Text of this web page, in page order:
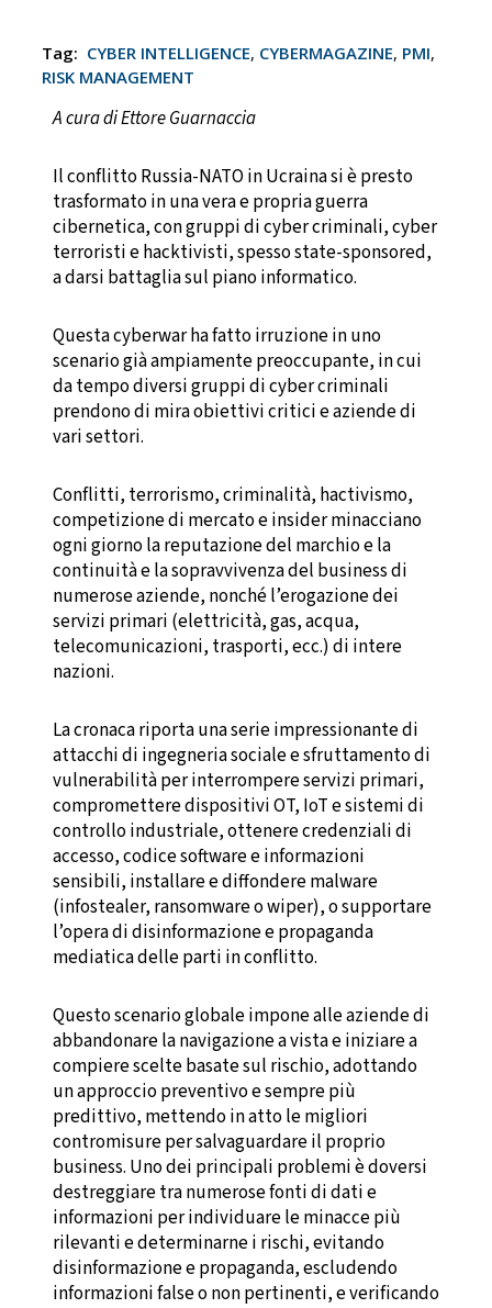
Tag: CYBER INTELLIGENCE, CYBERMAGAZINE, PMI,
RISK MANAGEMENT
A cura di Ettore Guarnaccia
Il conflitto Russia-NATO in Ucraina si è presto
trasformato in una vera e propria guerra
cibernetica, con gruppi di cyber criminali, cyber
terroristi e hacktivisti, spesso state-sponsored,
a darsi battaglia sul piano informatico.
Questa cyberwar ha fatto irruzione in uno
scenario già ampiamente preoccupante, in cui
da tempo diversi gruppi di cyber criminali
prendono di mira obiettivi critici e aziende di
vari settori.
Conflitti, terrorismo, criminalità, hactivismo,
competizione di mercato e insider minacciano
ogni giorno la reputazione del marchio e la
continuità e la sopravvivenza del business di
numerose aziende, nonché l’erogazione dei
servizi primari (elettricità, gas, acqua,
telecomunicazioni, trasporti, ecc.) di intere
nazioni.
La cronaca riporta una serie impressionante di
attacchi di ingegneria sociale e sfruttamento di
vulnerabilità per interrompere servizi primari,
compromettere dispositivi OT, IoT e sistemi di
controllo industriale, ottenere credenziali di
accesso, codice software e informazioni
sensibili, installare e diffondere malware
(infostealer, ransomware o wiper), o supportare
l’opera di disinformazione e propaganda
mediatica delle parti in conflitto.
Questo scenario globale impone alle aziende di
abbandonare la navigazione a vista e iniziare a
compiere scelte basate sul rischio, adottando
un approccio preventivo e sempre più
predittivo, mettendo in atto le migliori
contromisure per salvaguardare il proprio
business. Uno dei principali problemi è doversi
destreggiare tra numerose fonti di dati e
informazioni per individuare le minacce più
rilevanti e determinarne i rischi, evitando
disinformazione e propaganda, escludendo
informazioni false o non pertinenti, e verificando